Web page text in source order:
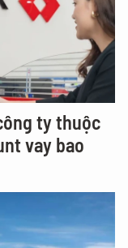
ty thuộc
vay bao